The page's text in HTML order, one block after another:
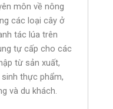
môn về nông
các loại cây ở
tác lúa trên
tự cấp cho các
từ sản xuất,
thực phẩm,
và du khách.